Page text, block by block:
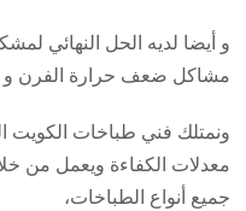
و أيضا لديه الحل النهائي
مشاكل ضعف حرارة الفرن و
ونمتلك فني طباخات الكويت
معدلات الكفاءة ويعمل من
جميع أنواع الطباخات،